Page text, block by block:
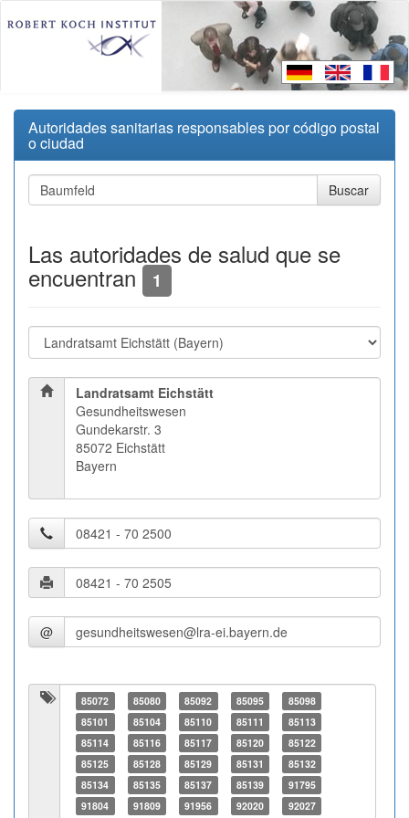
Autoridades sanitarias responsables por código postal
o ciudad
Las autoridades de salud que se
encuentran 1
Landratsamt Eichstätt
Gesundheitswesen
Gundekarstr. 3
85072 Eichstätt
Bayern
@
85072 85080 85092 85095
85098
85101
85104 85110 85111
85113
85114
85116 85117 85120
85122
85125
85128 85129 85131
85132
85134
85135 85137 85139
91795
91804
91809 91956 92020 92027